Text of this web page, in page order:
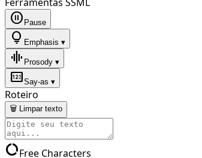
Ferramentas SSML
pause_circle Pause
lightbulb Emphasis ▾
graphic_eq Prosody ▾
pinSay-as ▾
Roteiro
🗑 Limpar texto
data_usageFree Characters